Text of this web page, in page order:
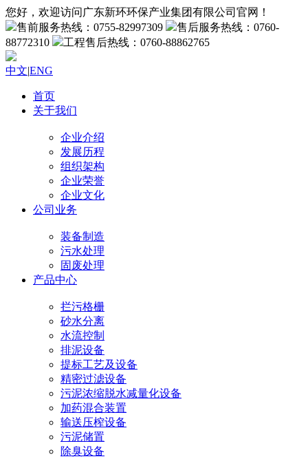
您好，欢迎访问广东新环环保产业集团有限公司官网！
售前服务热线：0755-82997309
售后服务热线：0760-
88772310
工程售后热线：0760-88862765
中文|ENG
首页
关于我们
企业介绍
发展历程
组织架构
企业荣誉
企业文化
公司业务
装备制造
污水处理
固废处理
产品中心
拦污格栅
砂水分离
水流控制
排泥设备
提标工艺及设备
精密过滤设备
污泥浓缩脱水减量化设备
加药混合装置
输送压榨设备
污泥储置
除臭设备